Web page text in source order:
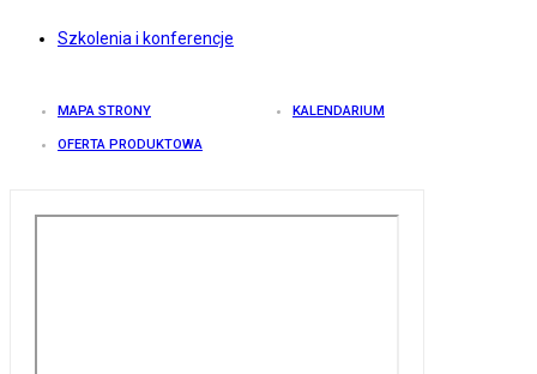
Szkolenia i konferencje
MAPA STRONY KALENDARIUM
OFERTA PRODUKTOWA